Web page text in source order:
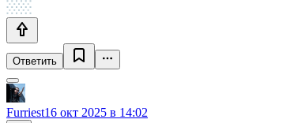
Ответить
Furriest16 окт 2025 в 14:02